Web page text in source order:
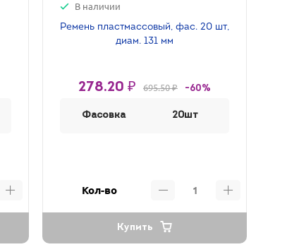
В наличии
Ремень пластмассовый, фас. 20 шт,
диам. 131 мм
278.20 ₽ 695.50 ₽ -60%
Фасовка 20шт
Кол-во
Купить